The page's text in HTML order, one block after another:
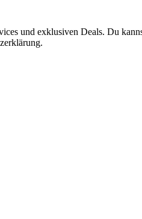
und exklusiven Deals. Du